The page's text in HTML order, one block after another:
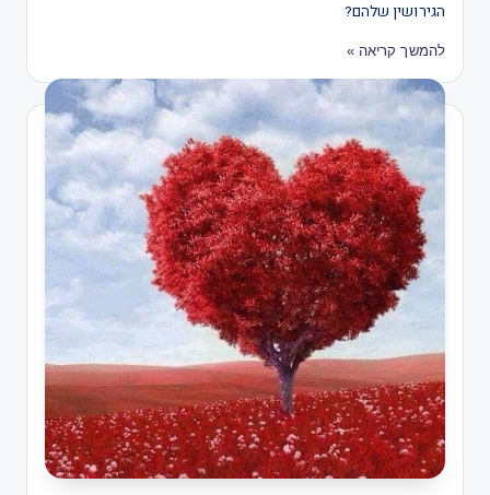
הגירושין שלהם?
להמשך קריאה »